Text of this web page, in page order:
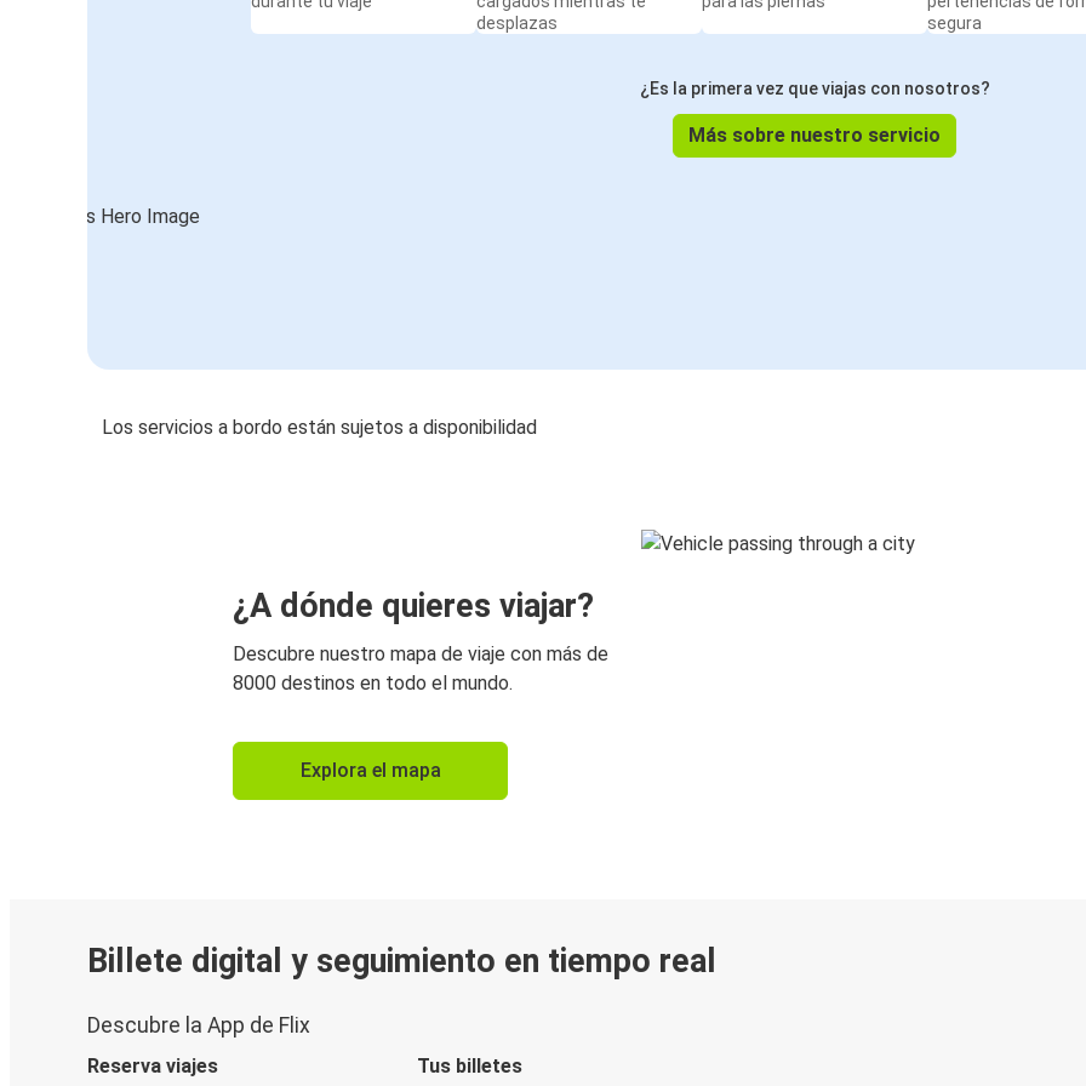
desplazas
segura
¿Es la primera vez que viajas con nosotros?
Más sobre nuestro servicio
Los servicios a bordo están sujetos a disponibilidad
¿A dónde quieres viajar?
Descubre nuestro mapa de viaje con más de
8000 destinos en todo el mundo.
Explora el mapa
Billete digital y seguimiento en tiempo real
Descubre la App de Flix
Reserva viajes Tus billetes